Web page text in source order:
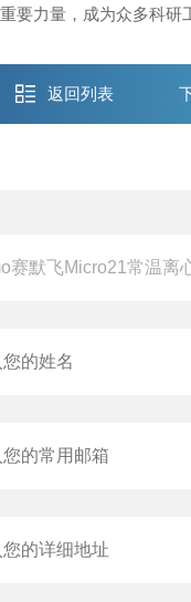
力量，成为众多科研
返回列表